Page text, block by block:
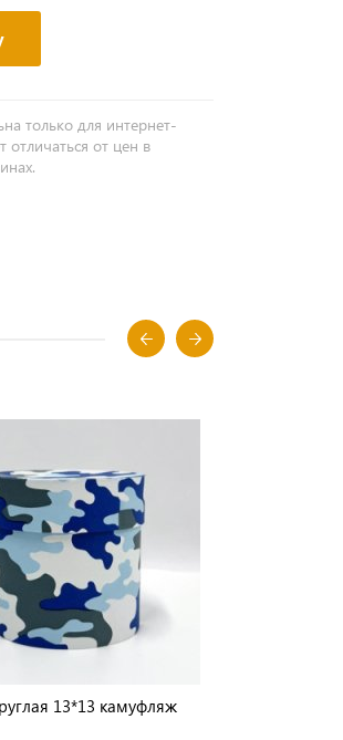
только для интернет-
отличаться от цен в
13*13 камуфляж